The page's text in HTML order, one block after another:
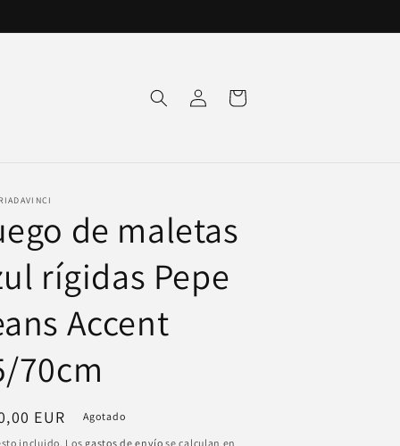
sesión
Carrito
de maletas
rígidas Pepe
Accent
70cm
EUR
Agotado
incluido. Los gastos de envío se calculan en